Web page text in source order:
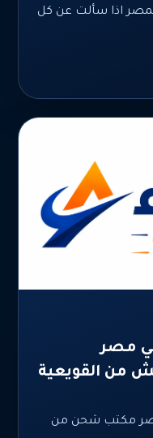
اذا سألت عن كل
مصر
عفش من القويعية
مكتب شحن من